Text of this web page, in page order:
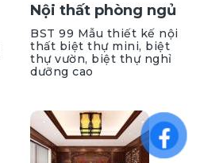
Nội thất phòng ngủ
BST 99 Mẫu thiết kế nội
thất biệt thự mini, biệt
thự vườn, biệt thự nghỉ
dưỡng cao